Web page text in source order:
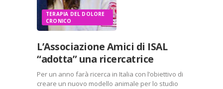
TERAPIA DEL DOLORE
CRONICO
L’Associazione Amici di ISAL
“adotta” una ricercatrice
Per un anno farà ricerca in Italia con l’obiettivo di
creare un nuovo modello animale per lo studio